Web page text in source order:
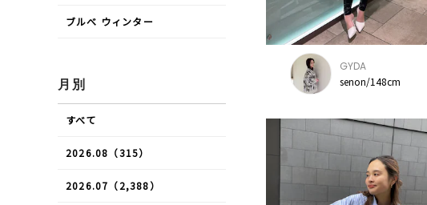
GYDA
senon/148cm
ブルべ ウィンター
月別
すべて
2026.08（315）
2026.07（2,388）